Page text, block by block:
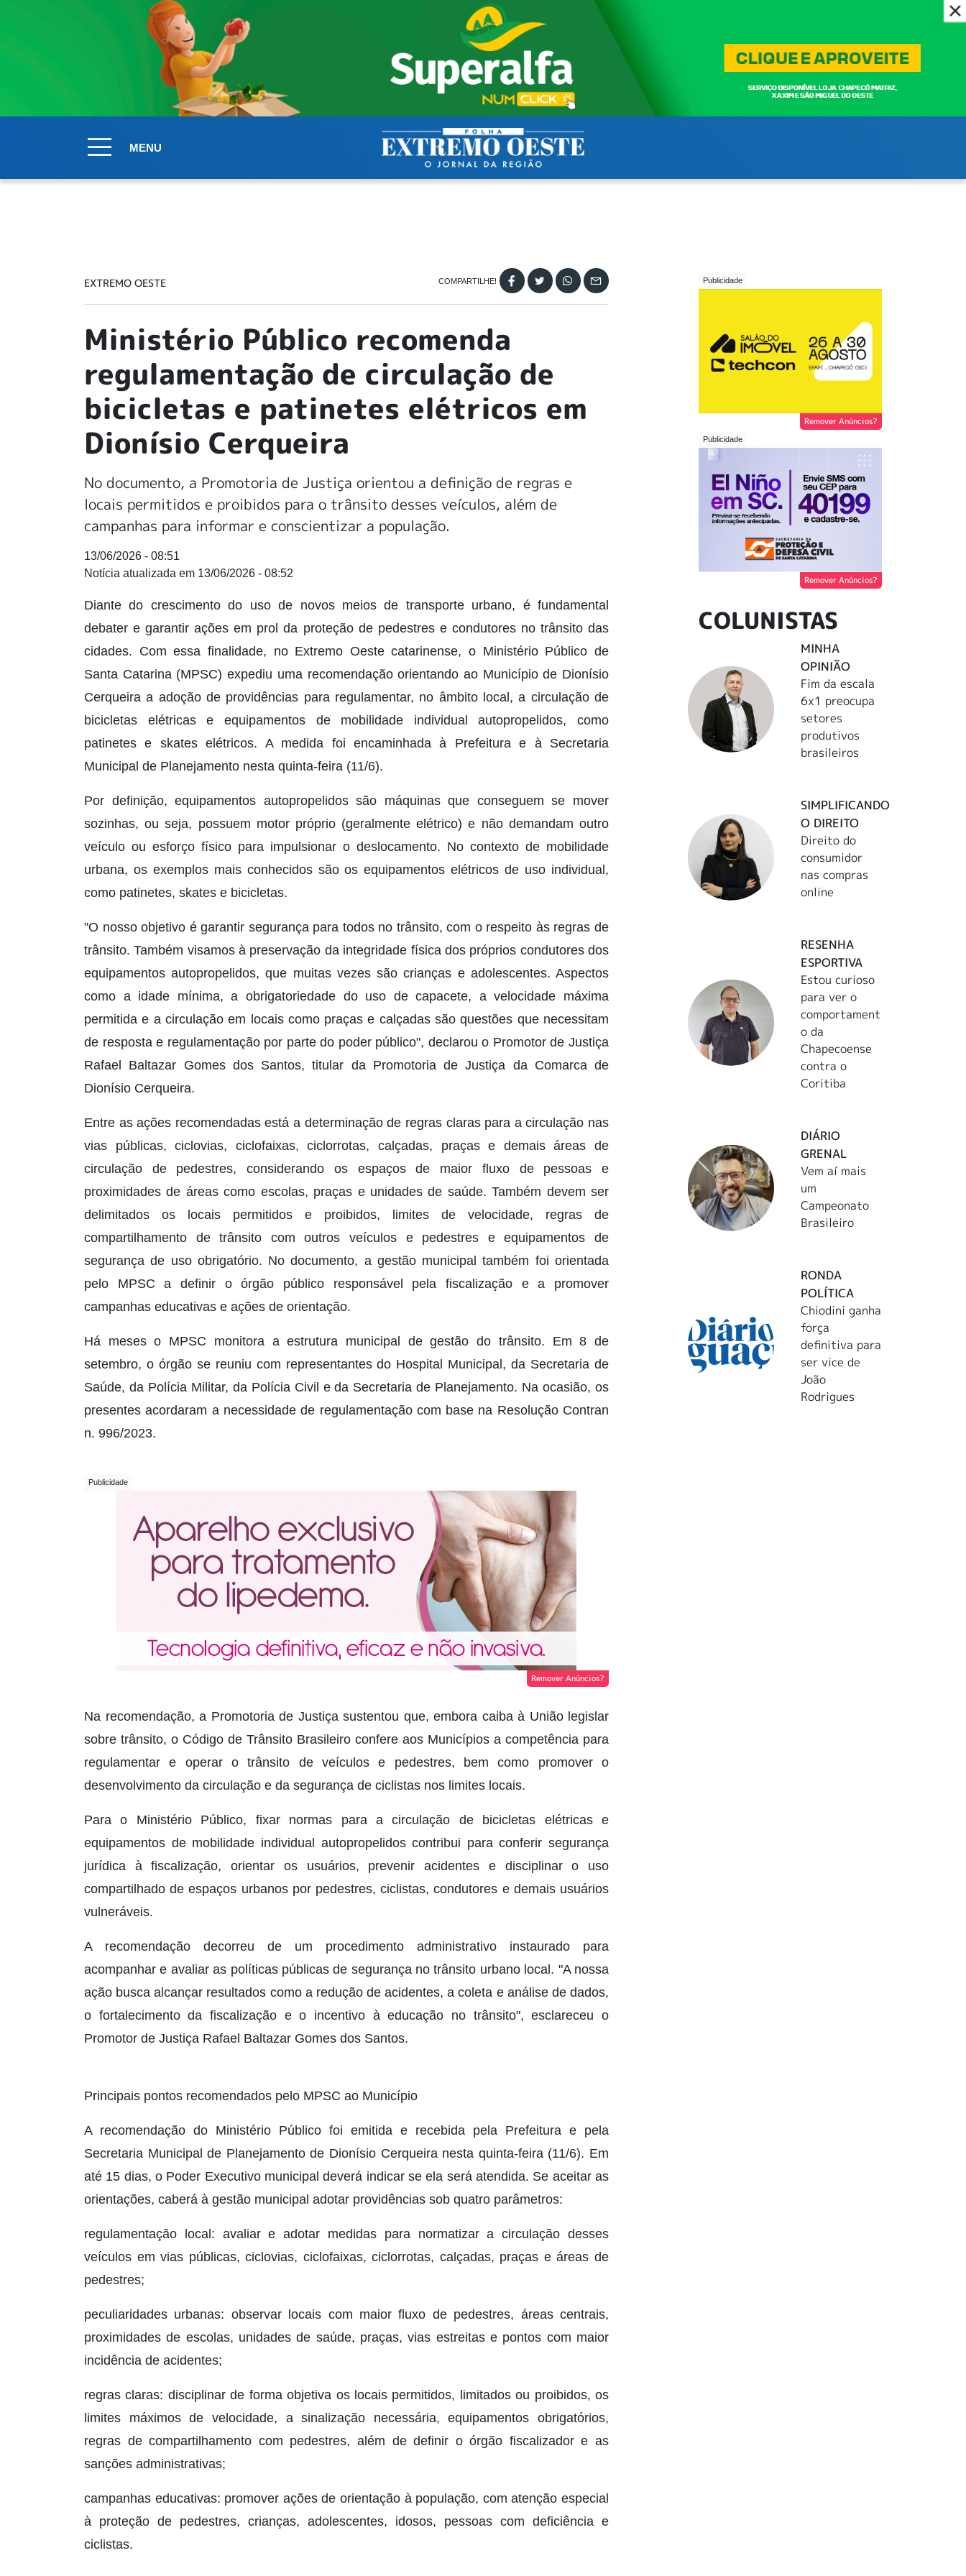
MENU
EXTREMO OESTE
Ministério Público recomenda
regulamentação de circulação de
bicicletas e patinetes elétricos em
Dionísio Cerqueira
No documento, a Promotoria de Justiça orientou a definição de regras e
locais permitidos e proibidos para o trânsito desses veículos, além de
campanhas para informar e conscientizar a população.
13/06/2026 - 08:51
13/06/2026 - 08:52
Diante do crescimento do uso de novos meios de transporte urbano, é fundamental
debater e garantir ações em prol da proteção de pedestres e condutores no trânsito das
cidades. Com essa finalidade, no Extremo Oeste catarinense, o Ministério Público de
Santa Catarina (MPSC) expediu uma recomendação orientando ao Município de Dionísio
Cerqueira a adoção de providências para regulamentar, no âmbito local, a circulação de
bicicletas elétricas e equipamentos de mobilidade individual autopropelidos, como
patinetes e skates elétricos. A medida foi encaminhada à Prefeitura e à Secretaria
Municipal de Planejamento nesta quinta-feira (11/6).
Por definição, equipamentos autopropelidos são máquinas que conseguem se mover
sozinhas, ou seja, possuem motor próprio (geralmente elétrico) e não demandam outro
veículo ou esforço físico para impulsionar o deslocamento. No contexto de mobilidade
urbana, os exemplos mais conhecidos são os equipamentos elétricos de uso individual,
como patinetes, skates e bicicletas.
"O nosso objetivo é garantir segurança para todos no trânsito, com o respeito às regras de
trânsito. Também visamos à preservação da integridade física dos próprios condutores dos
equipamentos autopropelidos, que muitas vezes são crianças e adolescentes. Aspectos
como a idade mínima, a obrigatoriedade do uso de capacete, a velocidade máxima
permitida e a circulação em locais como praças e calçadas são questões que necessitam
de resposta e regulamentação por parte do poder público", declarou o Promotor de Justiça
Rafael Baltazar Gomes dos Santos, titular da Promotoria de Justiça da Comarca de
Dionísio Cerqueira.
Entre as ações recomendadas está a determinação de regras claras para a circulação nas
vias públicas, ciclovias, ciclofaixas, ciclorrotas, calçadas, praças e demais áreas de
circulação de pedestres, considerando os espaços de maior fluxo de pessoas e
proximidades de áreas como escolas, praças e unidades de saúde. Também devem ser
delimitados os locais permitidos e proibidos, limites de velocidade, regras de
compartilhamento de trânsito com outros veículos e pedestres e equipamentos de
segurança de uso obrigatório. No documento, a gestão municipal também foi orientada
pelo MPSC a definir o órgão público responsável pela fiscalização e a promover
campanhas educativas e ações de orientação.
Há meses o MPSC monitora a estrutura municipal de gestão do trânsito. Em 8 de
setembro, o órgão se reuniu com representantes do Hospital Municipal, da Secretaria de
Saúde, da Polícia Militar, da Polícia Civil e da Secretaria de Planejamento. Na ocasião, os
presentes acordaram a necessidade de regulamentação com base na Resolução Contran
n. 996/2023.
Remover Anúncios?
Na recomendação, a Promotoria de Justiça sustentou que, embora caiba à União legislar
sobre trânsito, o Código de Trânsito Brasileiro confere aos Municípios a competência para
regulamentar e operar o trânsito de veículos e pedestres, bem como promover o
desenvolvimento da circulação e da segurança de ciclistas nos limites locais.
Para o Ministério Público, fixar normas para a circulação de bicicletas elétricas e
equipamentos de mobilidade individual autopropelidos contribui para conferir segurança
jurídica à fiscalização, orientar os usuários, prevenir acidentes e disciplinar o uso
compartilhado de espaços urbanos por pedestres, ciclistas, condutores e demais usuários
vulneráveis.
A recomendação decorreu de um procedimento administrativo instaurado para
acompanhar e avaliar as políticas públicas de segurança no trânsito urbano local. "A nossa
ação busca alcançar resultados como a redução de acidentes, a coleta e análise de dados,
o fortalecimento da fiscalização e o incentivo à educação no trânsito", esclareceu o
Promotor de Justiça Rafael Baltazar Gomes dos Santos.
Principais pontos recomendados pelo MPSC ao Município
A recomendação do Ministério Público foi emitida e recebida pela Prefeitura e pela
Secretaria Municipal de Planejamento de Dionísio Cerqueira nesta quinta-feira (11/6). Em
até 15 dias, o Poder Executivo municipal deverá indicar se ela será atendida. Se aceitar as
orientações, caberá à gestão municipal adotar providências sob quatro parâmetros:
regulamentação local: avaliar e adotar medidas para normatizar a circulação desses
veículos em vias públicas, ciclovias, ciclofaixas, ciclorrotas, calçadas, praças e áreas de
pedestres;
peculiaridades urbanas: observar locais com maior fluxo de pedestres, áreas centrais,
proximidades de escolas, unidades de saúde, praças, vias estreitas e pontos com maior
incidência de acidentes;
regras claras: disciplinar de forma objetiva os locais permitidos, limitados ou proibidos, os
limites máximos de velocidade, a sinalização necessária, equipamentos obrigatórios,
regras de compartilhamento com pedestres, além de definir o órgão fiscalizador e as
sanções administrativas;
campanhas educativas: promover ações de orientação à população, com atenção especial
à proteção de pedestres, crianças, adolescentes, idosos, pessoas com deficiência e
ciclistas.
Remover Anúncios?
Remover Anúncios?
COLUNISTAS
MINHA
OPINIÃO
Fim da escala
6x1 preocupa
setores
produtivos
brasileiros
SIMPLIFICANDO
O DIREITO
Direito do
consumidor
nas compras
online
RESENHA
ESPORTIVA
Estou curioso
para ver o
comportament
o da
Chapecoense
contra o
Coritiba
DIÁRIO
GRENAL
Vem aí mais
um
Campeonato
Brasileiro
RONDA
POLÍTICA
Chiodini ganha
força
definitiva para
ser vice de
João
Rodrigues